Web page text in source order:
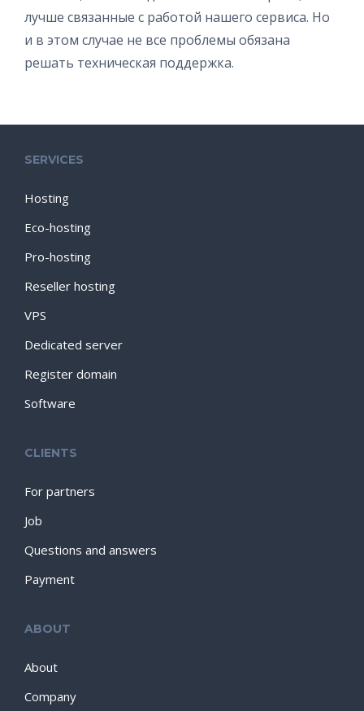
лучше связанные с работой нашего сервиса. Но
и в этом случае не все проблемы обязана
решать техническая поддержка.
SERVICES
Hosting
Eco-hosting
Pro-hosting
Reseller hosting
VPS
Dedicated server
Register domain
Software
CLIENTS
For partners
Job
Questions and answers
Payment
ABOUT
About
Company